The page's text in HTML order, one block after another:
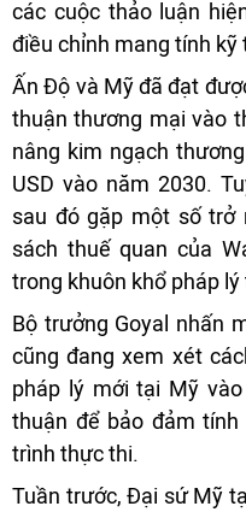
các cuộc thảo luận
điều chỉnh mang tính kỹ
Ấn Độ và Mỹ đã đạt
thuận thương mại vào
nâng kim ngạch
USD vào năm 2030.
sau đó gặp một số trở
sách thuế quan của
trong khuôn khổ pháp
Bộ trưởng Goyal nhấn
cũng đang xem xét
pháp lý mới tại Mỹ
thuận để bảo đảm
trình thực thi.
Tuần trước, Đại sứ Mỹ